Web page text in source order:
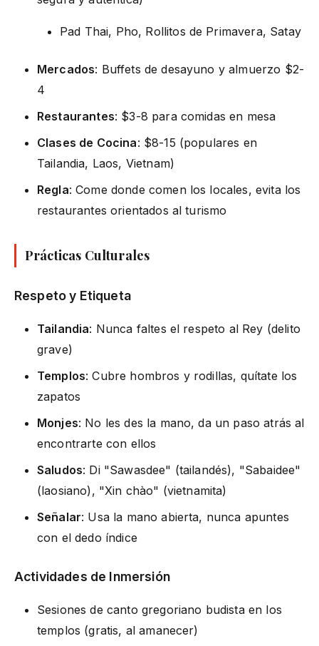
Pad Thai, Pho, Rollitos de Primavera, Satay
Mercados: Buffets de desayuno y almuerzo $2-
4
Restaurantes: $3-8 para comidas en mesa
Clases de Cocina: $8-15 (populares en
Tailandia, Laos, Vietnam)
Regla: Come donde comen los locales, evita los
restaurantes orientados al turismo
Prácticas Culturales
Respeto y Etiqueta
Tailandia: Nunca faltes el respeto al Rey (delito
grave)
Templos: Cubre hombros y rodillas, quítate los
zapatos
Monjes: No les des la mano, da un paso atrás al
encontrarte con ellos
Saludos: Di "Sawasdee" (tailandés), "Sabaidee"
(laosiano), "Xin chào" (vietnamita)
Señalar: Usa la mano abierta, nunca apuntes
con el dedo índice
Actividades de Inmersión
Sesiones de canto gregoriano budista en los
templos (gratis, al amanecer)